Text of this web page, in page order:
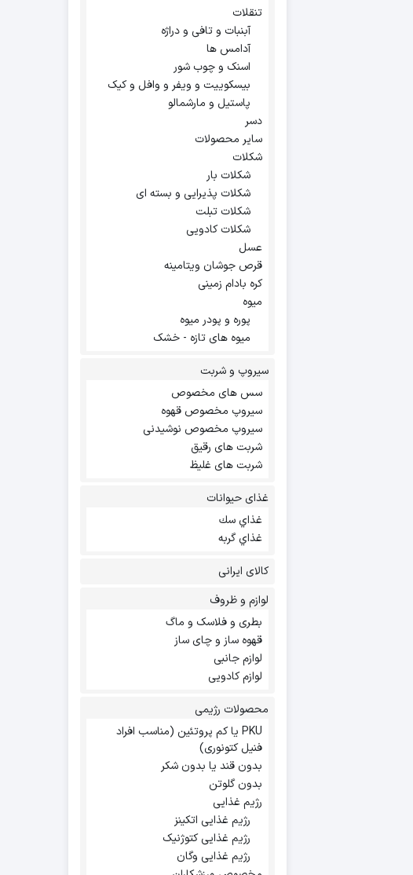
تنقلات
آبنبات و تافی و دراژه
آدامس ها
اسنک و چوب شور
بیسکوییت و ویفر و وافل و کیک
پاستیل و مارشمالو
دسر
سایر محصولات
شکلات
شکلات بار
شکلات پذیرایی و بسته ای
شکلات تبلت
شکلات کادویی
عسل
قرص جوشان ویتامینه
کره بادام زمینی
میوه
پوره و پودر میوه
میوه های تازه - خشک
سیروپ و شربت
سس های مخصوص
سیروپ مخصوص قهوه
سیروپ مخصوص نوشیدنی
شربت های رقیق
شربت های غلیظ
غذای حیوانات
غذاي سك
غذاي گربه
کالای ایرانی
لوازم و ظروف
بطری و فلاسک و ماگ
قهوه ساز و چای ساز
لوازم جانبی
لوازم کادویی
محصولات رژیمی
PKU یا کم پروتئین (مناسب افراد
فنیل کتونوری)
بدون قند یا بدون شکر
بدون گلوتن
رژیم غذایی
رژیم غذایی اتکینز
رژیم غذایی کتوژنیک
رژیم غذایی وگان